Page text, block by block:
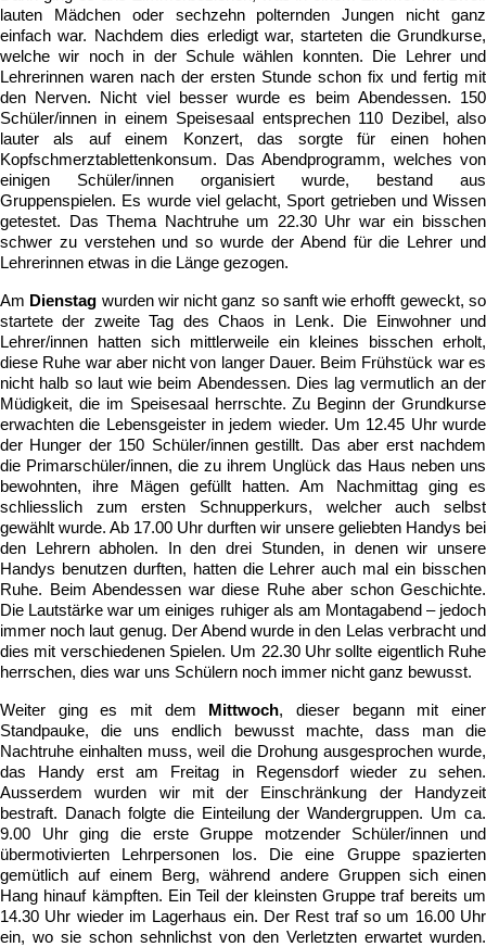
lauten Mädchen oder sechzehn polternden Jungen nicht ganz
einfach war. Nachdem dies erledigt war, starteten die Grundkurse,
welche wir noch in der Schule wählen konnten. Die Lehrer und
Lehrerinnen waren nach der ersten Stunde schon fix und fertig mit
den Nerven. Nicht viel besser wurde es beim Abendessen. 150
Schüler/innen in einem Speisesaal entsprechen 110 Dezibel, also
lauter als auf einem Konzert, das sorgte für einen hohen
Kopfschmerztablettenkonsum. Das Abendprogramm, welches von
einigen Schüler/innen organisiert wurde, bestand aus
Gruppenspielen. Es wurde viel gelacht, Sport getrieben und Wissen
getestet. Das Thema Nachtruhe um 22.30 Uhr war ein bisschen
schwer zu verstehen und so wurde der Abend für die Lehrer und
Lehrerinnen etwas in die Länge gezogen.
Am Dienstag wurden wir nicht ganz so sanft wie erhofft geweckt, so
startete der zweite Tag des Chaos in Lenk. Die Einwohner und
Lehrer/innen hatten sich mittlerweile ein kleines bisschen erholt,
diese Ruhe war aber nicht von langer Dauer. Beim Frühstück war es
nicht halb so laut wie beim Abendessen. Dies lag vermutlich an der
Müdigkeit, die im Speisesaal herrschte. Zu Beginn der Grundkurse
erwachten die Lebensgeister in jedem wieder. Um 12.45 Uhr wurde
der Hunger der 150 Schüler/innen gestillt. Das aber erst nachdem
die Primarschüler/innen, die zu ihrem Unglück das Haus neben uns
bewohnten, ihre Mägen gefüllt hatten. Am Nachmittag ging es
schliesslich zum ersten Schnupperkurs, welcher auch selbst
gewählt wurde. Ab 17.00 Uhr durften wir unsere geliebten Handys bei
den Lehrern abholen. In den drei Stunden, in denen wir unsere
Handys benutzen durften, hatten die Lehrer auch mal ein bisschen
Ruhe. Beim Abendessen war diese Ruhe aber schon Geschichte.
Die Lautstärke war um einiges ruhiger als am Montagabend – jedoch
immer noch laut genug. Der Abend wurde in den Lelas verbracht und
dies mit verschiedenen Spielen. Um 22.30 Uhr sollte eigentlich Ruhe
herrschen, dies war uns Schülern noch immer nicht ganz bewusst.
Weiter ging es mit dem Mittwoch, dieser begann mit einer
Standpauke, die uns endlich bewusst machte, dass man die
Nachtruhe einhalten muss, weil die Drohung ausgesprochen wurde,
das Handy erst am Freitag in Regensdorf wieder zu sehen.
Ausserdem wurden wir mit der Einschränkung der Handyzeit
bestraft. Danach folgte die Einteilung der Wandergruppen. Um ca.
9.00 Uhr ging die erste Gruppe motzender Schüler/innen und
übermotivierten Lehrpersonen los. Die eine Gruppe spazierten
gemütlich auf einem Berg, während andere Gruppen sich einen
Hang hinauf kämpften. Ein Teil der kleinsten Gruppe traf bereits um
14.30 Uhr wieder im Lagerhaus ein. Der Rest traf so um 16.00 Uhr
ein, wo sie schon sehnlichst von den Verletzten erwartet wurden.